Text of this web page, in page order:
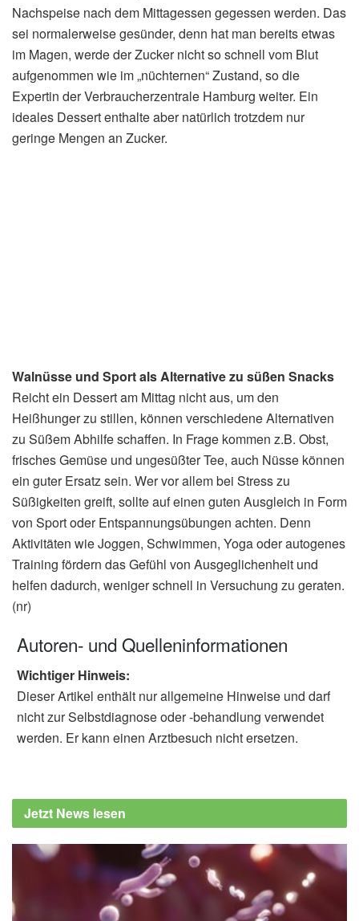
Nachspeise nach dem Mittagessen gegessen werden. Das
sei normalerweise gesünder, denn hat man bereits etwas
im Magen, werde der Zucker nicht so schnell vom Blut
aufgenommen wie im „nüchternen“ Zustand, so die
Expertin der Verbraucherzentrale Hamburg weiter. Ein
ideales Dessert enthalte aber natürlich trotzdem nur
geringe Mengen an Zucker.
Walnüsse und Sport als Alternative zu süßen Snacks
Reicht ein Dessert am Mittag nicht aus, um den
Heißhunger zu stillen, können verschiedene Alternativen
zu Süßem Abhilfe schaffen. In Frage kommen z.B. Obst,
frisches Gemüse und ungesüßter Tee, auch Nüsse können
ein guter Ersatz sein. Wer vor allem bei Stress zu
Süßigkeiten greift, sollte auf einen guten Ausgleich in Form
von Sport oder Entspannungsübungen achten. Denn
Aktivitäten wie Joggen, Schwimmen, Yoga oder autogenes
Training fördern das Gefühl von Ausgeglichenheit und
helfen dadurch, weniger schnell in Versuchung zu geraten.
(nr)
Autoren- und Quelleninformationen
Wichtiger Hinweis:
Dieser Artikel enthält nur allgemeine Hinweise und darf
nicht zur Selbstdiagnose oder -behandlung verwendet
werden. Er kann einen Arztbesuch nicht ersetzen.
Jetzt News lesen